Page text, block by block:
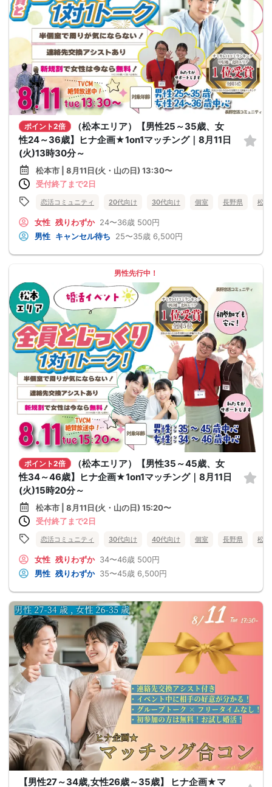
ポイント2倍
（松本エリア）【男性25～35歳、女
性24～36歳】ヒナ企画★1on1マッチング｜8月11日
(火)13時30分～
松本市 | 8月11日(火・山の日) 13:30〜
受付終了まで2日
恋活コミュニティ 20代向け 30代向け 個室 長野県 松
女性 残りわずか 24〜36歳 500円
男性 キャンセル待ち 25〜35歳 6,500円
男性先行中！
ポイント2倍
（松本エリア）【男性35～45歳、女
性34～46歳】ヒナ企画★1on1マッチング｜8月11日
(火)15時20分～
松本市 | 8月11日(火・山の日) 15:20〜
受付終了まで2日
恋活コミュニティ 30代向け 40代向け 個室 長野県 松
女性 残りわずか 34〜46歳 500円
男性 残りわずか 35〜45歳 6,500円
【男性27～34歳,女性26歳～35歳】 ヒナ企画★マ